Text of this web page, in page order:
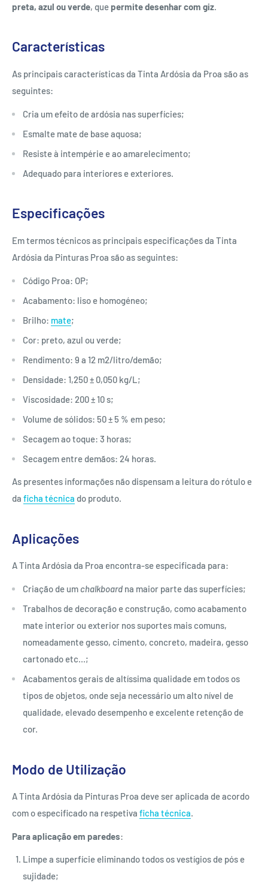
preta, azul ou verde, quepermite desenhar com giz.
Características
As principais características da Tinta Ardósia da Proa são as
seguintes:
Cria um efeito de ardósia nas superfícies;
Esmalte mate de base aquosa;
Resiste à intempérie e ao amarelecimento;
Adequado para interiores e exteriores.
Especificações
Em termos técnicos as principais especificações da Tinta
Ardósia da Pinturas Proa são as seguintes:
Código Proa: OP;
Acabamento: liso e homogéneo;
Brilho: mate;
Cor: preto, azul ou verde;
Rendimento: 9 a 12 m2/litro/demão;
Densidade: 1,250 ± 0,050 kg/L;
Viscosidade: 200 ± 10 s;
Volume de sólidos: 50 ± 5 % em peso;
Secagem ao toque: 3 horas;
Secagem entre demãos: 24 horas.
As presentes informações não dispensam a leitura do rótulo e
da ficha técnica do produto.
Aplicações
A Tinta Ardósia da Proa encontra-se especificada para:
Criação de um chalkboard na maior parte das superfícies;
Trabalhos de decoração e construção, como acabamento
mate interior ou exterior nos suportes mais comuns,
nomeadamente gesso, cimento, concreto, madeira, gesso
cartonado etc...;
Acabamentos gerais de altíssima qualidade em todos os
tipos de objetos, onde seja necessário um alto nível de
qualidade, elevado desempenho e excelente retenção de
cor.
Modo de Utilização
A Tinta Ardósia da Pinturas Proa deve ser aplicada de acordo
com o especificado na respetiva ficha técnica.
Para aplicação em paredes:
Limpe a superfície eliminando todos os vestígios de pós e
sujidade;